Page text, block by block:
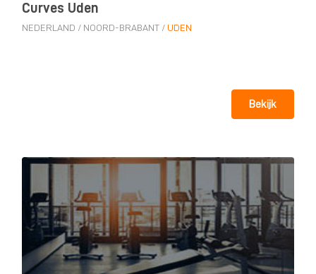
Curves Uden
NEDERLAND / NOORD-BRABANT / UDEN
Bekijk